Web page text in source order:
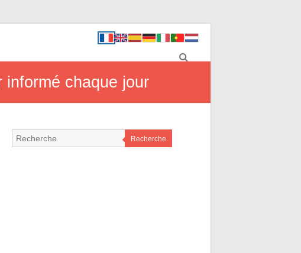
informé chaque jour
Recherche